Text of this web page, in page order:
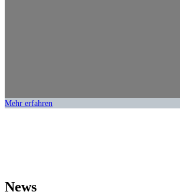
Mehr erfahren
News